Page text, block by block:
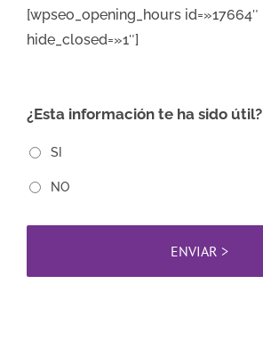
[wpseo_opening_hours id=»17664″
hide_closed=»1″]
¿Esta información te ha sido útil?
SI
NO